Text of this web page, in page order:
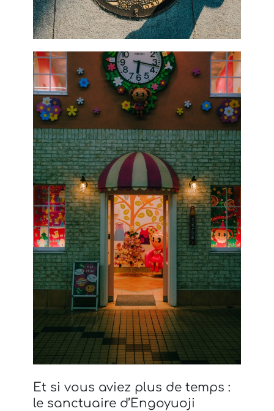
Et si vous aviez plus de temps :
le sanctuaire d’Engoyuoji